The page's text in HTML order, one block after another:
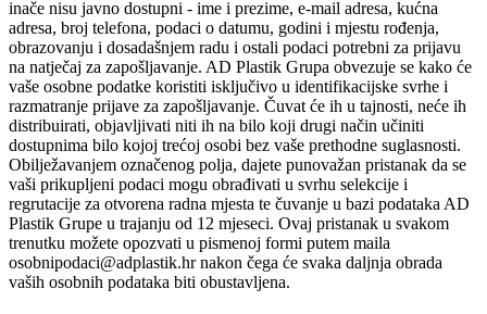
inače nisu javno dostupni - ime i prezime, e-mail adresa, kućna
adresa, broj telefona, podaci o datumu, godini i mjestu rođenja,
obrazovanju i dosadašnjem radu i ostali podaci potrebni za prijavu
na natječaj za zapošljavanje. AD Plastik Grupa obvezuje se kako će
vaše osobne podatke koristiti isključivo u identifikacijske svrhe i
razmatranje prijave za zapošljavanje. Čuvat će ih u tajnosti, neće ih
distribuirati, objavljivati niti ih na bilo koji drugi način učiniti
dostupnima bilo kojoj trećoj osobi bez vaše prethodne suglasnosti.
Obilježavanjem označenog polja, dajete punovažan pristanak da se
vaši prikupljeni podaci mogu obrađivati u svrhu selekcije i
regrutacije za otvorena radna mjesta te čuvanje u bazi podataka AD
Plastik Grupe u trajanju od 12 mjeseci. Ovaj pristanak u svakom
trenutku možete opozvati u pismenoj formi putem maila
osobnipodaci@adplastik.hr nakon čega će svaka daljnja obrada
vaših osobnih podataka biti obustavljena.